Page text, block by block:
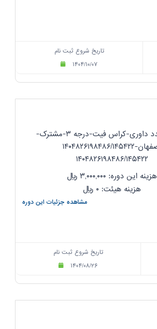
تاریخ شروع ثبت نام
۱۴۰۴/۱۰/۰۷
آزمون مجدد داوری-کراس فیت-درجه ۳-مشترک-
اصفهان-۱۴۰۴۸۲۶۱۹۸۴۸۶/۱۴۵۴۲۲
۱۴۰۴۸۲۶۱۹۸۴۸۶/۱۴۵۴۲۲
هزینه این دوره: ۳,۰۰۰,۰۰۰
ریال
هزینه هیئت: ۰
ریال
مشاهده جزئیات این دوره
تاریخ شروع ثبت نام
۱۴۰۴/۰۸/۲۶